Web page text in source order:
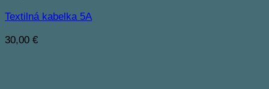
Textilná kabelka 5A
30,00 €